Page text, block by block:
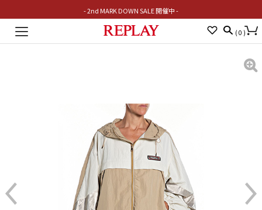
- 2nd MARK DOWN SALE 開催中 -
Toggle
( 0 )